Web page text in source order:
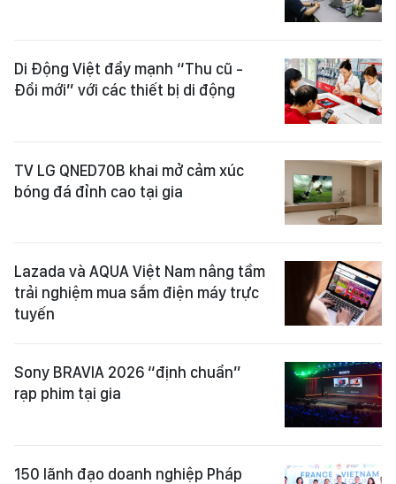
Di Động Việt đẩy mạnh “Thu cũ -
Đổi mới” với các thiết bị di động
TV LG QNED70B khai mở cảm xúc
bóng đá đỉnh cao tại gia
Lazada và AQUA Việt Nam nâng tầm
trải nghiệm mua sắm điện máy trực
tuyến
Sony BRAVIA 2026 “định chuẩn”
rạp phim tại gia
150 lãnh đạo doanh nghiệp Pháp